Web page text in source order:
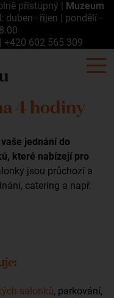
přístupný | Muzeum
: duben–říjen | pondělí–
| +420 602 565 309
4 hodiny
jednání do
které nabízejí pro
jsou průchozí a
catering a např.
salonků, parkování,